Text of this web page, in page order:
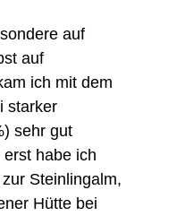
auf
auf
ich mit dem
starker
sehr gut
habe ich
Steinlingalm,
Hütte bei